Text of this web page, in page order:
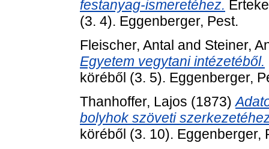
festanyag-ismeretéhez.
(3. 4). Eggenberger, Pest.
Fleischer, Antal and Steiner,
Egyetem vegytani intézetéből.
köréből (3. 5). Eggenberger,
Thanhoffer, Lajos (1873)
bolyhok szöveti
köréből (3. 10). Eggenberger,